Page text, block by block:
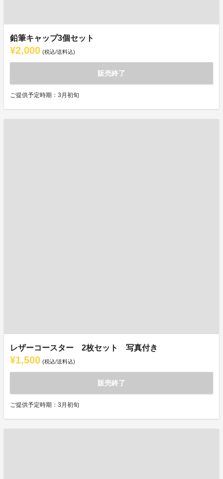
鉛筆キャップ3個セット
¥2,000 (税込/送料込)
販売終了
ご提供予定時期：3月初旬
レザーコースター 2枚セット 写真付き
¥1,500 (税込/送料込)
販売終了
ご提供予定時期：3月初旬